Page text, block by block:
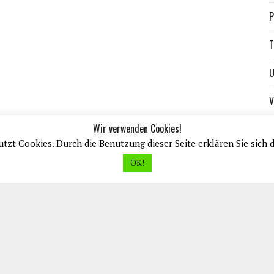
Wir verwenden Cookies!
Cookies. Durch die Benutzung dieser Seite erklären Sie sich
OK!